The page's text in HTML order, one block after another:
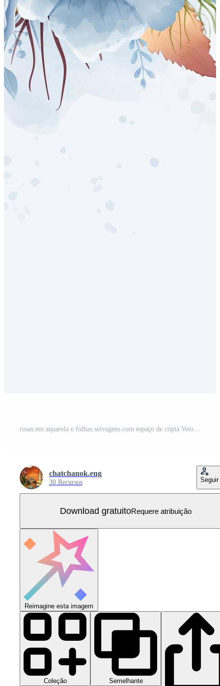
rosas em aquarela e folhas selvagens com espaço de cópia Vetor Grátis
chatchanok.eng
30 Recursos Seguir
Download gratuitoRequere atribuição
Reimagine esta imagem
Coleção Semelhante